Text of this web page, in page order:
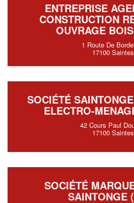
ENTREPRISE
CONSTRUCTION
OUVRAGE
1 Route De
17100 Saintes
SOCIÉTÉ
ELECTRO-
42 Cours Paul
17100 Saintes
SOCIÉTÉ
SAINTONGE